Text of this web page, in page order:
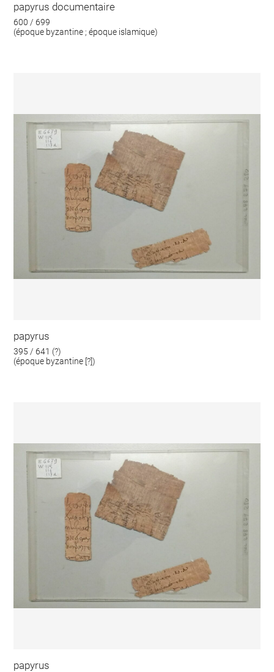
papyrus documentaire
600 / 699
(époque byzantine ; époque islamique)
papyrus
395 / 641 (?)
(époque byzantine [?])
papyrus